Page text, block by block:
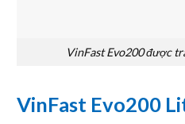
VinFast Evo200 được
VinFast Evo200